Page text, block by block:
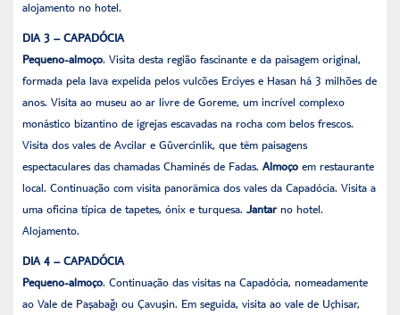
alojamento no hotel.
DIA 3 – CAPADÓCIA
Pequeno-almoço. Visita desta região fascinante e da paisagem original,
formada pela lava expelida pelos vulcões Erciyes e Hasan há 3 milhões de
anos. Visita ao museu ao ar livre de Goreme, um incrível complexo
monástico bizantino de igrejas escavadas na rocha com belos frescos.
Visita dos vales de Avcilar e Güvercinlik, que têm paisagens
espectaculares das chamadas Chaminés de Fadas. Almoço em restaurante
local. Continuação com visita panorâmica dos vales da Capadócia. Visita a
uma oficina típica de tapetes, ónix e turquesa. Jantarno hotel.
Alojamento.
DIA 4 – CAPADÓCIA
Pequeno-almoço. Continuação das visitas na Capadócia, nomeadamente
ao Vale de Paşabağı ou Çavuşin. Em seguida, visita ao vale de Uçhisar,